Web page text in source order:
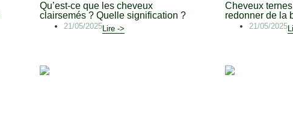
Qu’est-ce que les cheveux
clairsemés ? Quelle signification ?
21/05/2025Lire ->
Cheveux
redonner de la
21/05/2025